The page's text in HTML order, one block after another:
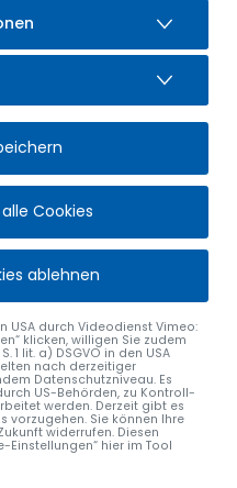
bzw.
3 Gemarkung Sulzberg –
Straß 6 als
1
Abriss des
Abwassergebühren für
wurde bereits im
ausführlich berichtet.
Cookies
ablehnen
USA durch Videodienst Vimeo:
klicken, willigen Sie zudem
1 lit. a) DSGVO in den USA
nach derzeitiger
Datenschutzniveau. Es
US-Behörden, zu Kontroll-
werden. Derzeit gibt es
vorzugehen. Sie können Ihre
widerrufen. Diesen
Einstellungen“ hier im Tool